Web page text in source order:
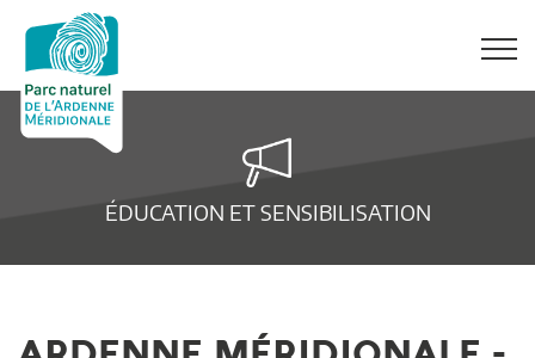
ÉDUCATION ET SENSIBILISATION